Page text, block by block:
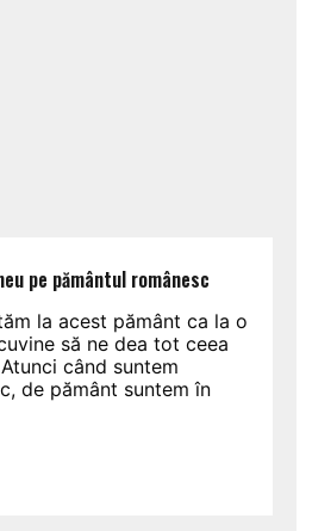
pe pământul românesc
la acest pământ ca la o
să ne dea tot ceea
când suntem
de pământ suntem în